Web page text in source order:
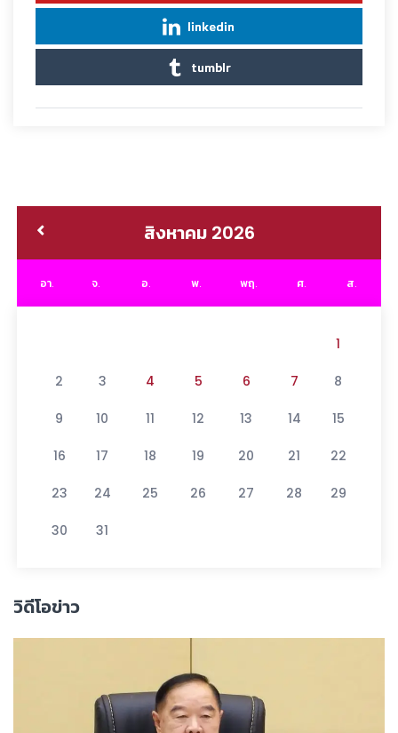
linkedin
tumblr
สิงหาคม 2026
อา. จ. อ. พ. พฤ. ศ. ส.
1
2 3 4 5 6 7 8
9 10 11 12 13 14 15
16 17 18 19 20 21 22
23 24 25 26 27 28 29
30 31
วิดีโอข่าว